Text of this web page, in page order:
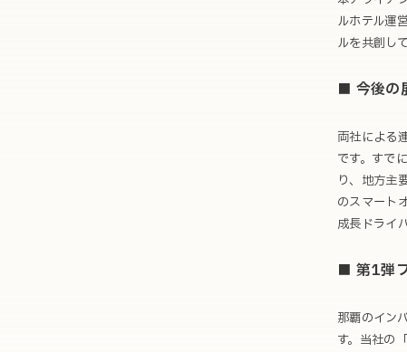
ルホテル運
ルを共創し
■ 今後の
両社による
です。すで
り、地方主
のスマート
成長ドライ
■ 第1弾
那覇のイン
す。当社の